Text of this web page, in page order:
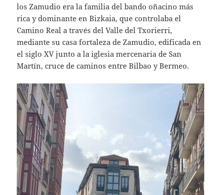
los Zamudio era la familia del bando oñacino más
rica y dominante en Bizkaia, que controlaba el
Camino Real a través del Valle del Txorierri,
mediante su casa fortaleza de Zamudio, edificada en
el siglo XV junto a la iglesia mercenaria de San
Martín, cruce de caminos entre Bilbao y Bermeo.